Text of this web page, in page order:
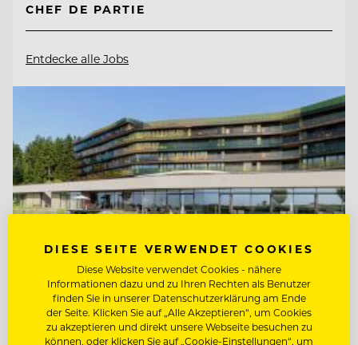
CHEF DE PARTIE
Entdecke alle Jobs
TOP ARBEITGEBER
DIESE SEITE VERWENDET COOKIES
Diese Website verwendet Cookies - nähere
Informationen dazu und zu Ihren Rechten als Benutzer
finden Sie in unserer Datenschutzerklärung am Ende
der Seite. Klicken Sie auf „Alle Akzeptieren“, um Cookies
zu akzeptieren und direkt unsere Webseite besuchen zu
können, oder klicken Sie auf „Cookie-Einstellungen“, um